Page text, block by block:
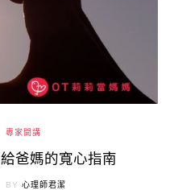
專家開講
爸媽的寬心指南
BY 心理師君潔